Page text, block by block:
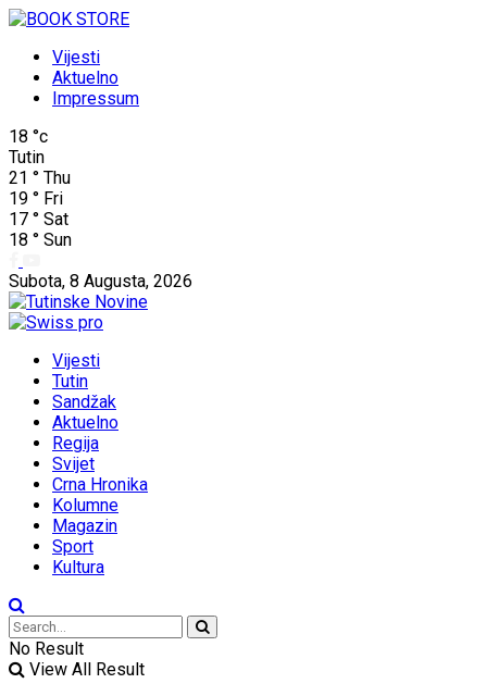
Vijesti
Aktuelno
Impressum
18 °c
Tutin
21 ° Thu
19 ° Fri
17 ° Sat
18 ° Sun
Subota, 8 Augusta, 2026
Vijesti
Tutin
Sandžak
Aktuelno
Regija
Svijet
Crna Hronika
Kolumne
Magazin
Sport
Kultura
No Result
View All Result